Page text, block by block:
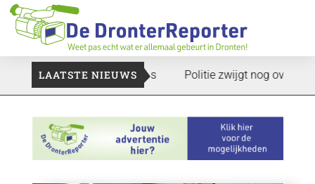
LAATSTE NIEUWS
zoekt plukkers Politie zwijgt nog over